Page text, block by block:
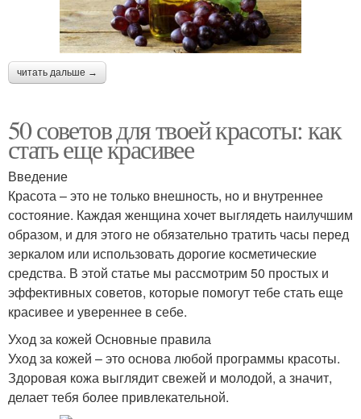
читать дальше →
50 советов для твоей красоты: как
стать еще красивее
Введение
Красота – это не только внешность, но и внутреннее
состояние. Каждая женщина хочет выглядеть наилучшим
образом, и для этого не обязательно тратить часы перед
зеркалом или использовать дорогие косметические
средства. В этой статье мы рассмотрим 50 простых и
эффективных советов, которые помогут тебе стать еще
красивее и увереннее в себе.
Уход за кожей Основные правила
Уход за кожей – это основа любой программы красоты.
Здоровая кожа выглядит свежей и молодой, а значит,
делает тебя более привлекательной.